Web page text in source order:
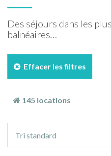
Des séjours dans les
balnéaires…
Effacer les filtres
145 locations
tri
Tri standard